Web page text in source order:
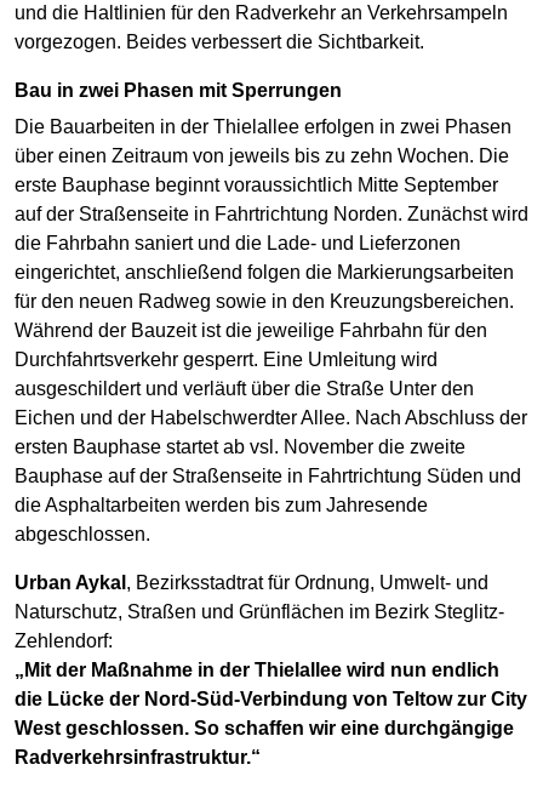
und die Haltlinien für den Radverkehr an Verkehrsampeln
vorgezogen. Beides verbessert die Sichtbarkeit.
Bau in zwei Phasen mit Sperrungen
Die Bauarbeiten in der Thielallee erfolgen in zwei Phasen
über einen Zeitraum von jeweils bis zu zehn Wochen. Die
erste Bauphase beginnt voraussichtlich Mitte September
auf der Straßenseite in Fahrtrichtung Norden. Zunächst wird
die Fahrbahn saniert und die Lade- und Lieferzonen
eingerichtet, anschließend folgen die Markierungsarbeiten
für den neuen Radweg sowie in den Kreuzungsbereichen.
Während der Bauzeit ist die jeweilige Fahrbahn für den
Durchfahrtsverkehr gesperrt. Eine Umleitung wird
ausgeschildert und verläuft über die Straße Unter den
Eichen und der Habelschwerdter Allee. Nach Abschluss der
ersten Bauphase startet ab vsl. November die zweite
Bauphase auf der Straßenseite in Fahrtrichtung Süden und
die Asphaltarbeiten werden bis zum Jahresende
abgeschlossen.
Urban Aykal , Bezirksstadtrat für Ordnung, Umwelt- und
Naturschutz, Straßen und Grünflächen im Bezirk Steglitz-
Zehlendorf:
„Mit der Maßnahme in der Thielallee wird nun endlich
die Lücke der Nord-Süd-Verbindung von Teltow zur City
West geschlossen. So schaffen wir eine durchgängige
Radverkehrsinfrastruktur.“